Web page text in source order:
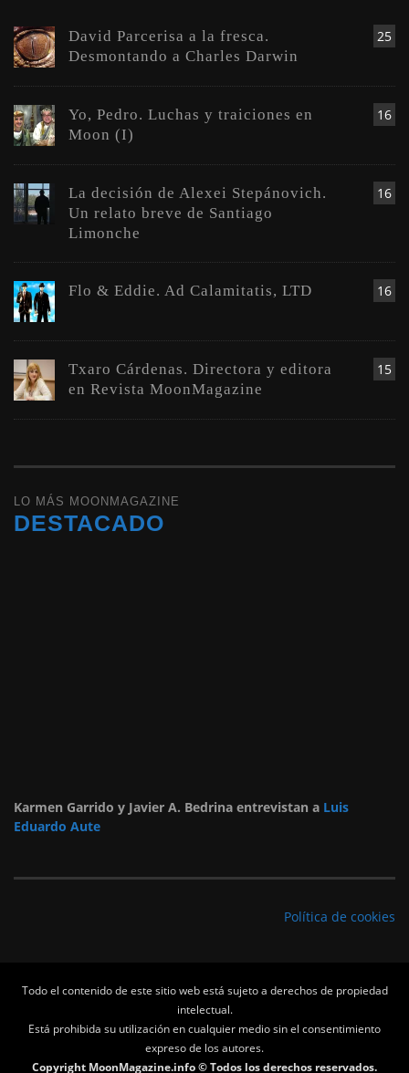
25
David Parcerisa a la fresca.
Desmontando a Charles Darwin
16
Yo, Pedro. Luchas y traiciones en
Moon (I)
16
La decisión de Alexei Stepánovich.
Un relato breve de Santiago
Limonche
16
Flo & Eddie. Ad Calamitatis, LTD
15
Txaro Cárdenas. Directora y editora
en Revista MoonMagazine
LO MÁS MOONMAGAZINE
DESTACADO
Karmen Garrido y Javier A. Bedrina entrevistan a Luis
Eduardo Aute
Política de cookies
Todo el contenido de este sitio web está sujeto a derechos de propiedad
intelectual.
Está prohibida su utilización en cualquier medio sin el consentimiento
expreso de los autores.
Copyright MoonMagazine.info © Todos los derechos reservados.